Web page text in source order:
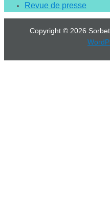
Revue de presse
Copyright © 2026